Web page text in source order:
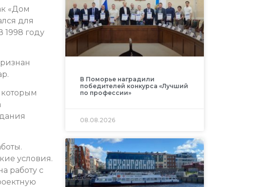
«Дом
для
1998 году
условия.
работу с
В Поморье наградили
победителей конкурса «Лучший
по профессии»
08.08.2026